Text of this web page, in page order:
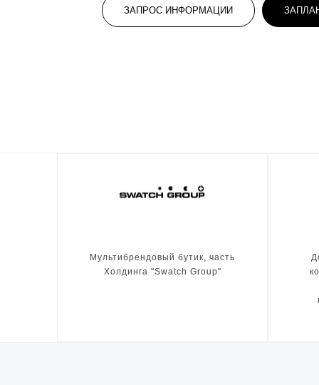
ЗАПРОС ИНФОРМАЦИИ
Мультибрендовый бутик, часть
Холдинга "Swatch Group"